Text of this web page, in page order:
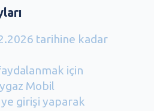
tarihine kadar
için
Mobil
girişi yaparak